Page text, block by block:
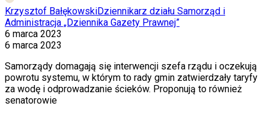
Krzysztof BałękowskiDziennikarz działu Samorząd i
Administracja „Dziennika Gazety Prawnej”
6 marca 2023
6 marca 2023
Samorządy domagają się interwencji szefa rządu i oczekują
powrotu systemu, w którym to rady gmin zatwierdzały taryfy
za wodę i odprowadzanie ścieków. Proponują to również
senatorowie